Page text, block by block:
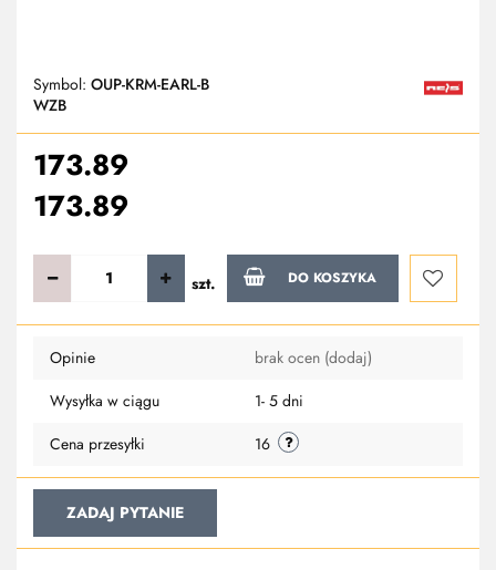
Symbol: OUP-KRM-EARL-B
WZB
173.89
173.89
szt. DO KOSZYKA
Do
Opinie brak ocen (dodaj)
Wysyłka w ciągu
1- 5 dni
Cena przesyłki
16
ZADAJ PYTANIE